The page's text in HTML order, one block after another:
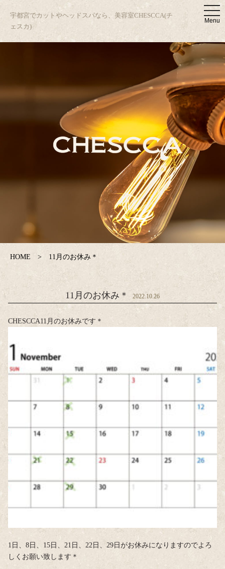
t
o
g
e
n
a
g
a
i
o
n
Menu
宇都宮でカットやヘッドスパなら、美容室CHESCCA(チ
ェスカ)
HOME 11月のお休み＊
11月のお休み＊ 2022.10.26
CHESCCA11月のお休みです＊
1日、8日、15日、21日、22日、29日がお休みになりますのでよろ
しくお願い致します＊